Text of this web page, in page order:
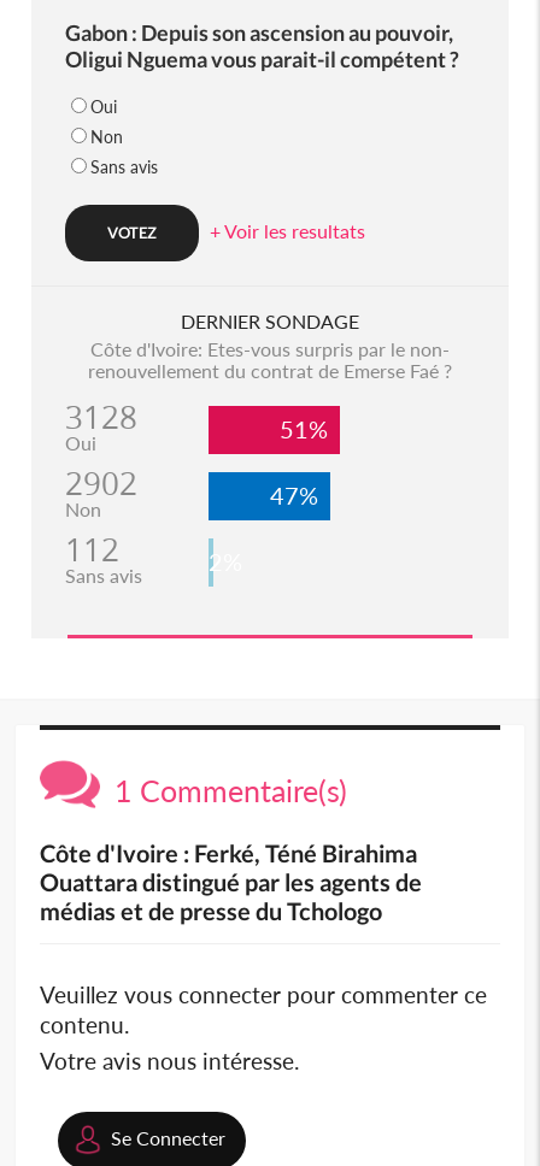
Gabon : Depuis son ascension au pouvoir,
Oligui Nguema vous parait-il compétent ?
Oui
Non
Sans avis
+ Voir les resultats
DERNIER SONDAGE
Côte d'Ivoire: Etes-vous surpris par le non-
renouvellement du contrat de Emerse Faé ?
3128
Oui 51%
2902
Non 47%
112
Sans avis 2%
1 Commentaire(s)
Côte d'Ivoire : Ferké, Téné Birahima
Ouattara distingué par les agents de
médias et de presse du Tchologo
Veuillez vous connecter pour commenter ce
contenu.
Votre avis nous intéresse.
Se Connecter